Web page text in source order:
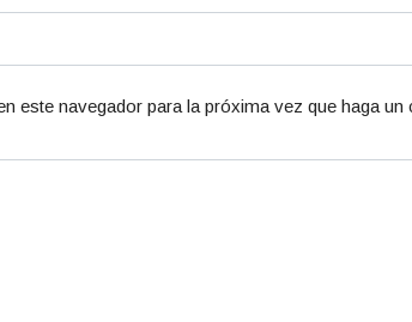
este navegador para la próxima vez que haga un